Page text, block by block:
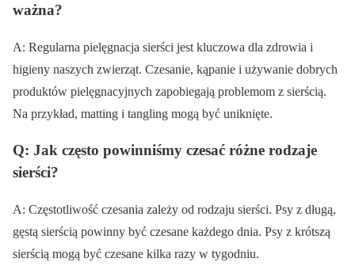
ważna?
A: Regularna pielęgnacja sierści jest kluczowa dla zdrowia i
higieny naszych zwierząt. Czesanie, kąpanie i używanie dobrych
produktów pielęgnacyjnych zapobiegają problemom z sierścią.
Na przykład, matting i tangling mogą być uniknięte.
Q: Jak często powinniśmy czesać różne rodzaje
sierści?
A: Częstotliwość czesania zależy od rodzaju sierści. Psy z długą,
gęstą sierścią powinny być czesane każdego dnia. Psy z krótszą
sierścią mogą być czesane kilka razy w tygodniu.